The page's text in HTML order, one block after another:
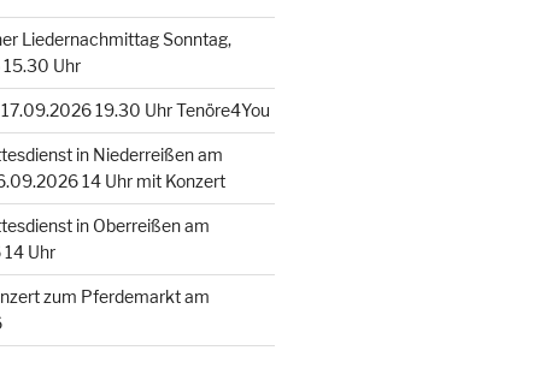
Liedernachmittag Sonntag,
Uhr
19.30 Uhr Tenöre4You
in Niederreißen am
14 Uhr mit Konzert
in Oberreißen am
Uhr
zum Pferdemarkt am